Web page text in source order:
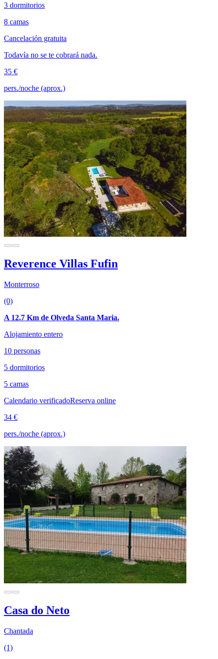
3 dormitorios
8 camas
Cancelación gratuita
Todavía no se te cobrará nada.
35 €
pers./noche (aprox.)
Reverence Villas Fufin
Monterroso
(0)
A 12.7 Km de Olveda Santa Maria.
Alojamiento entero
10 personas
5 dormitorios
5 camas
Calendario verificadoReserva online
34 €
pers./noche (aprox.)
Casa do Neto
Chantada
(1)